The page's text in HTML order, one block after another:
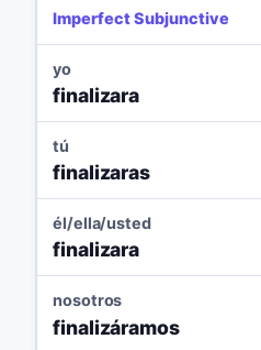
Imperfect Subjunctive
yo
finalizara
tú
finalizaras
él/ella/usted
finalizara
nosotros
finalizáramos